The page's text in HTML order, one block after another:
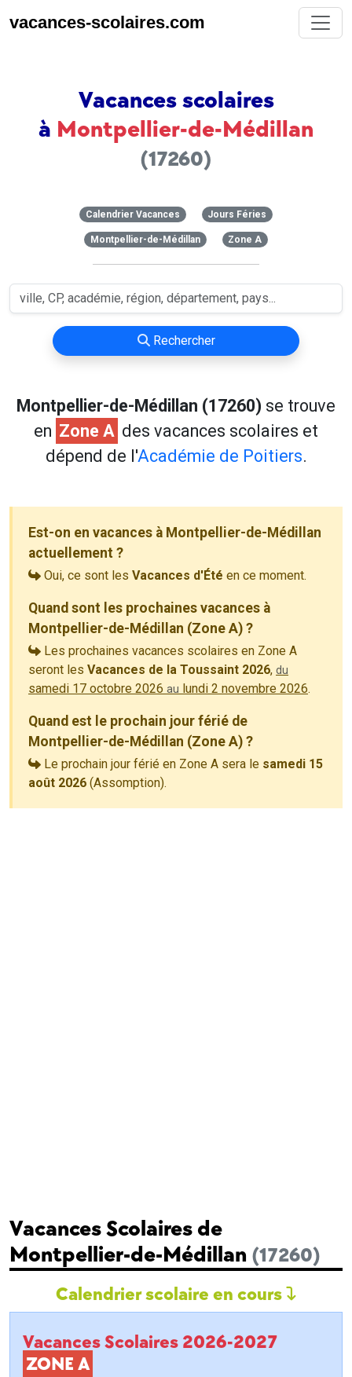
vacances-scolaires.com
Vacances scolaires
à Montpellier-de-Médillan
(17260)
Calendrier Vacances Jours Féries
Montpellier-de-Médillan Zone A
Rechercher
Montpellier-de-Médillan (17260) se trouve
en Zone A des vacances scolaires et
dépend de l'Académie de Poitiers.
Est-on en vacances à Montpellier-de-Médillan
actuellement ?
Oui, ce sont les Vacances d'Été en ce moment.
Quand sont les prochaines vacances à
Montpellier-de-Médillan (Zone A) ?
Les prochaines vacances scolaires en Zone A
seront les Vacances de la Toussaint 2026, du
samedi 17 octobre 2026 au lundi 2 novembre 2026.
Quand est le prochain jour férié de
Montpellier-de-Médillan (Zone A) ?
Le prochain jour férié en Zone A sera le samedi 15
août 2026 (Assomption).
Vacances Scolaires de
Montpellier-de-Médillan (17260)
Calendrier scolaire en cours
Vacances Scolaires 2026-2027
ZONE A